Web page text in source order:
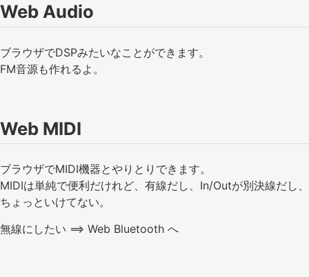
Web Audio
ブラウザでDSPみたいなことができます。
FM音源も作れるよ。
Web MIDI
ブラウザでMIDI機器とやりとりできます。
MIDIは単純で便利だけれど、有線だし、In/Outが別決線だし、
ちょっといけてない。
無線にしたい ==> Web Bluetooth へ